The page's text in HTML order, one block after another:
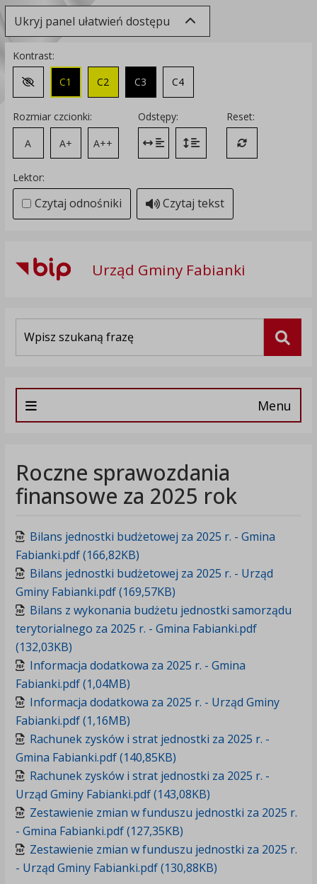
Ukryj panel ułatwień dostępu
Kontrast:
Zmień kontrast na domyślny
C1 C2 C3 C4
Rozmiar czcionki:
A
A+ A++
Odstępy:
Zmień odstęp między literami
Zmień interlinię i margines
Reset:
Przywróć
Lektor:
Czytaj odnośniki Czytaj tekst
Urząd Gminy Fabianki
Menu
Roczne sprawozdania
finansowe za 2025 rok
Bilans jednostki budżetowej za 2025 r. - Gmina
Fabianki.pdf (166,82KB)
Bilans jednostki budżetowej za 2025 r. - Urząd
Gminy Fabianki.pdf (169,57KB)
Bilans z wykonania budżetu jednostki samorządu
terytorialnego za 2025 r. - Gmina Fabianki.pdf
(132,03KB)
Informacja dodatkowa za 2025 r. - Gmina
Fabianki.pdf (1,04MB)
Informacja dodatkowa za 2025 r. - Urząd Gminy
Fabianki.pdf (1,16MB)
Rachunek zysków i strat jednostki za 2025 r. -
Gmina Fabianki.pdf (140,85KB)
Rachunek zysków i strat jednostki za 2025 r. -
Urząd Gminy Fabianki.pdf (143,08KB)
Zestawienie zmian w funduszu jednostki za 2025 r.
- Gmina Fabianki.pdf (127,35KB)
Zestawienie zmian w funduszu jednostki za 2025 r.
- Urząd Gminy Fabianki.pdf (130,88KB)